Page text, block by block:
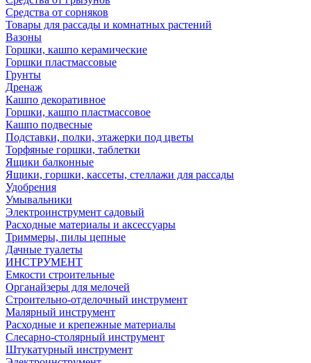
Средства от сорняков
Товары для рассады и комнатных растений
Вазоны
Горшки, кашпо керамические
Горшки пластмассовые
Грунты
Дренаж
Кашпо декоративное
Горшки, кашпо пластмассовое
Кашпо подвесные
Подставки, полки, этажерки под цветы
Торфяные горшки, таблетки
Ящики балконные
Ящики, горшки, кассеты, стеллажи для рассады
Удобрения
Умывальники
Электроинструмент садовый
Расходные материалы и аксессуары
Триммеры, пилы цепные
Дачные туалеты
ИНСТРУМЕНТ
Емкости строительные
Органайзеры для мелочей
Строительно-отделочный инструмент
Малярный инструмент
Расходные и крепежные материалы
Слесарно-столярный инструмент
Штукатурный инструмент